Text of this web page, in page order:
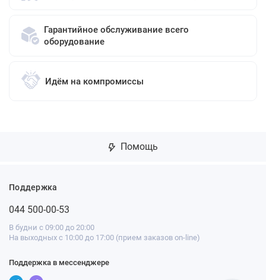
Гарантийное обслуживание всего
оборудование
Идём на компромиссы
Помощь
Поддержка
044 500-00-53
В будни с 09:00 до 20:00
На выходных с 10:00 до 17:00 (прием заказов on-line)
Поддержка в мессенджере